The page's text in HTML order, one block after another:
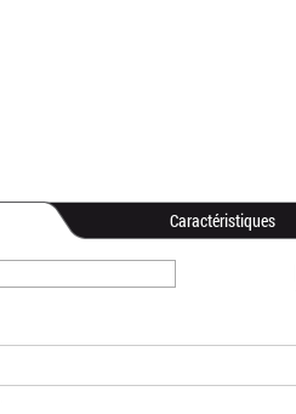
Caractéristiques